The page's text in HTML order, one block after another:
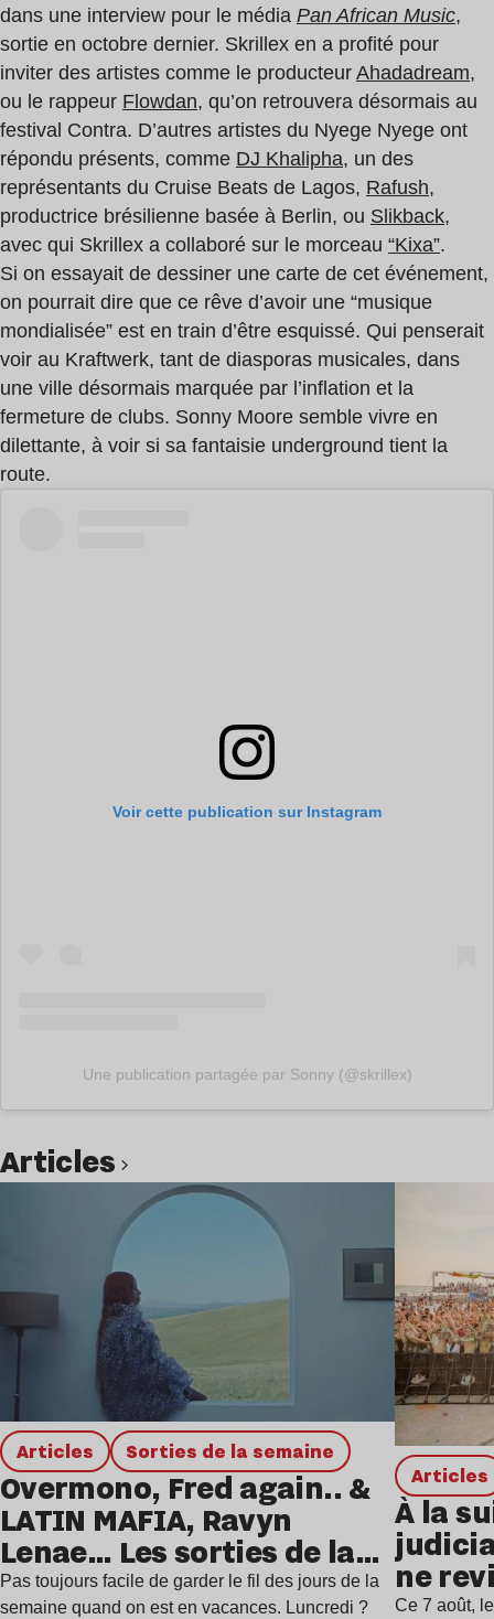
dans une interview pour le média Pan African Music,
sortie en octobre dernier. Skrillex en a profité pour
inviter des artistes comme le producteur Ahadadream,
ou le rappeur Flowdan, qu’on retrouvera désormais au
festival Contra. D’autres artistes du Nyege Nyege ont
répondu présents, comme DJ Khalipha, un des
représentants du Cruise Beats de Lagos, Rafush,
productrice brésilienne basée à Berlin, ou Slikback,
avec qui Skrillex a collaboré sur le morceau “Kixa”.
Si on essayait de dessiner une carte de cet événement,
on pourrait dire que ce rêve d’avoir une “musique
mondialisée” est en train d’être esquissé. Qui penserait
voir au Kraftwerk, tant de diasporas musicales, dans
une ville désormais marquée par l’inflation et la
fermeture de clubs. Sonny Moore semble vivre en
dilettante, à voir si sa fantaisie underground tient la
route.
Voir cette publication sur Instagram
Une publication partagée par Sonny (@skrillex)
Articles
Articles Sorties de la semaine
Overmono, Fred again.. &
LATIN MAFIA, Ravyn
Lenae… Les sorties de la
semaine
Pas toujours facile de garder le fil des jours de la
semaine quand on est en vacances. Luncredi ?
Articles
À la
ne
Ce 7 août,